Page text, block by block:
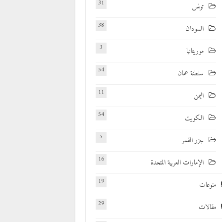
تونس 31
السودان 38
موريتانيا 3
سلطنة عمان 54
اليمن 11
الكويت 54
جزر القمر 5
الإمارات العربية المتحدة 16
منوعات 19
مقالات 29